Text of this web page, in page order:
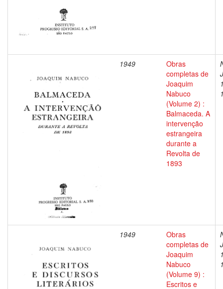
1949
Obras
completas de
Joaquim
Nabuco
(Volume 2) :
Balmaceda. A
intervenção
estrangeira
durante a
Revolta de
1893
1949
Obras
completas de
Joaquim
Nabuco
(Volume 9) :
Escritos e